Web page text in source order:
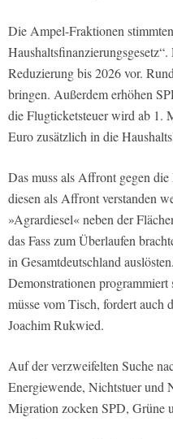
Die Ampel-Fraktionen
Reduzierung bis 2026 vor.
bringen. Außerdem erhöhen
die Flugticketsteuer wird ab 1.
Euro zusätzlich in die
Das muss als Affront gegen
diesen als Affront verstanden
»Agrardiesel« neben der
das Fass zum Überlaufen
in Gesamtdeutschland
Demonstrationen
müsse vom Tisch, fordert auch
Joachim Rukwied.
Auf der verzweifelten Suche
Energiewende, Nichtstuer und
Migration zocken SPD, Grüne